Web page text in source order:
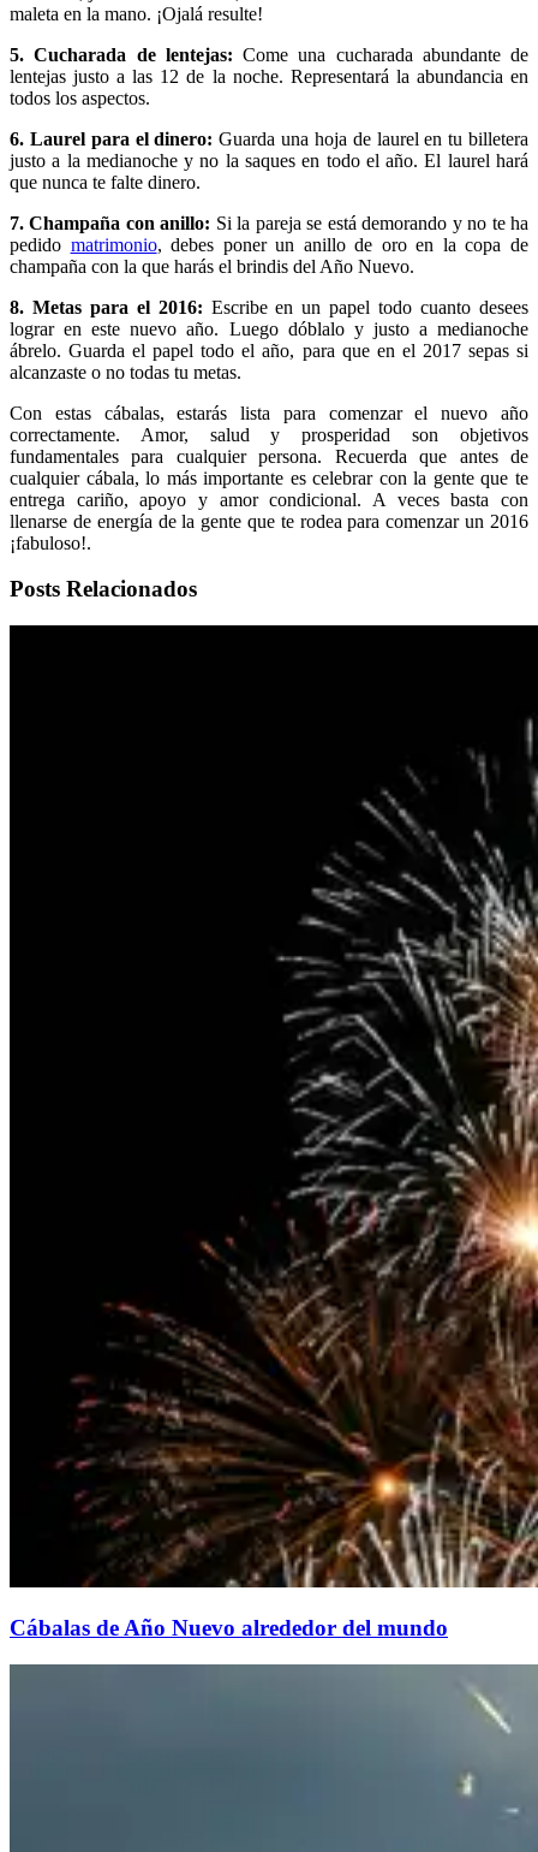
maleta en la mano. ¡Ojalá resulte!
5. Cucharada de lentejas: Come una cucharada abundante de
lentejas justo a las 12 de la noche. Representará la abundancia en
todos los aspectos.
6. Laurel para el dinero:Guarda una hoja de laurel en tu billetera
justo a la medianoche y no la saques en todo el año. El laurel hará
que nunca te falte dinero.
7. Champaña con anillo: Si la pareja se está demorando y no te ha
pedido matrimonio, debes poner un anillo de oro en la copa de
champaña con la que harás el brindis del Año Nuevo.
8. Metas para el 2016: Escribe en un papel todo cuanto desees
lograr en este nuevo año. Luego dóblalo y justo a medianoche
ábrelo. Guarda el papel todo el año, para que en el 2017 sepas si
alcanzaste o no todas tu metas.
Con estas cábalas, estarás lista para comenzar el nuevo año
correctamente. Amor, salud y prosperidad son objetivos
fundamentales para cualquier persona. Recuerda que antes de
cualquier cábala, lo más importante es celebrar con la gente que te
entrega cariño, apoyo y amor condicional. A veces basta con
llenarse de energía de la gente que te rodea para comenzar un 2016
¡fabuloso!.
Posts Relacionados
Cábalas de Año Nuevo alrededor del mundo